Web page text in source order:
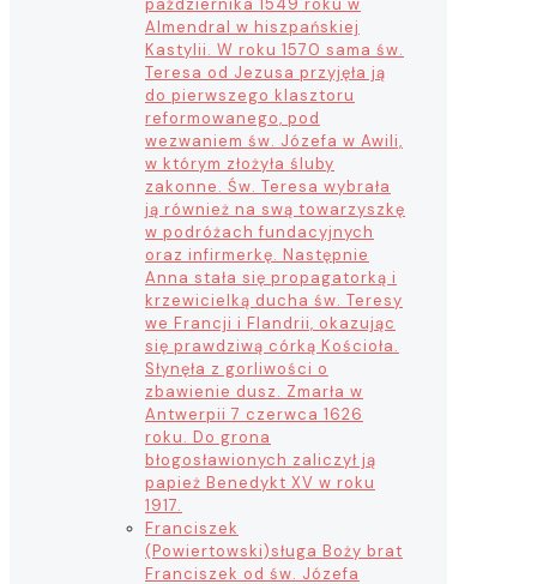
Almendral w hiszpańskiej
Kastylii. W roku 1570 sama św.
Teresa od Jezusa przyjęła ją
do pierwszego klasztoru
reformowanego, pod
wezwaniem św. Józefa w Awili,
w którym złożyła śluby
zakonne. Św. Teresa wybrała
ją również na swą towarzyszkę
w podróżach fundacyjnych
oraz infirmerkę. Następnie
Anna stała się propagatorką i
krzewicielką ducha św. Teresy
we Francji i Flandrii, okazując
się prawdziwą córką Kościoła.
Słynęła z gorliwości o
zbawienie dusz. Zmarła w
Antwerpii 7 czerwca 1626
roku. Do grona
błogosławionych zaliczył ją
papież Benedykt XV w roku
1917.
Franciszek
(Powiertowski)sługa Boży brat
Franciszek od św. Józefa